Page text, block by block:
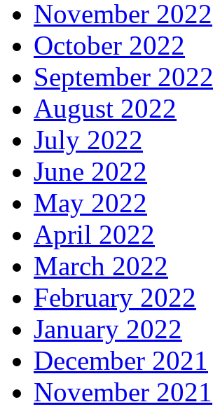
November 2022
October 2022
September 2022
August 2022
July 2022
June 2022
May 2022
April 2022
March 2022
February 2022
January 2022
December 2021
November 2021